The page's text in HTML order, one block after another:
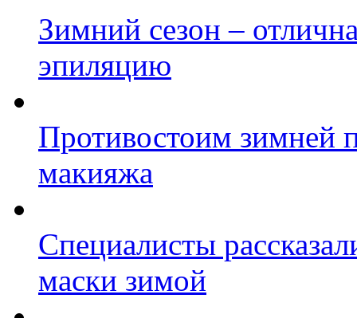
Зимний сезон –
эпиляцию
Противостоим зимней
макияжа
Специалисты
маски зимой